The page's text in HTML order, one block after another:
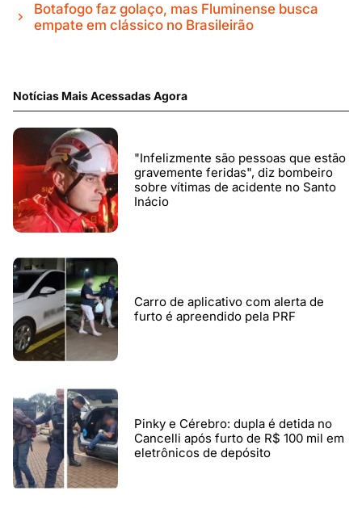
Botafogo faz golaço, mas Fluminense busca
empate em clássico no Brasileirão
Notícias Mais Acessadas Agora
"Infelizmente são pessoas que estão
gravemente feridas", diz bombeiro
sobre vítimas de acidente no Santo
Inácio
Carro de aplicativo com alerta de
furto é apreendido pela PRF
Pinky e Cérebro: dupla é detida no
Cancelli após furto de R$ 100 mil em
eletrônicos de depósito